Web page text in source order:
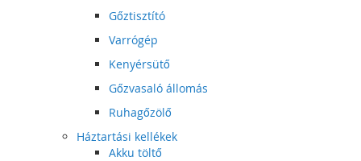
Gőztisztító
Varrógép
Kenyérsütő
Gőzvasaló állomás
Ruhagőzölő
Háztartási kellékek
Akku töltő